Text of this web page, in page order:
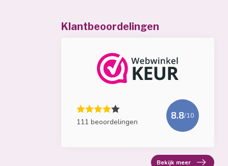
Klantbeoordelingen
111 beoordelingen
8.8/10
Bekijk meer